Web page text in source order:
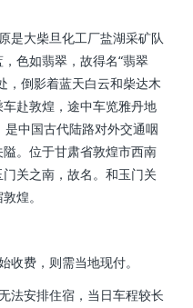
是大柴旦化工厂盐湖采矿队
色如翡翠，故得名“翡翠
，倒影着蓝天白云和柴达木
赴敦煌，途中车览雅丹地
中国古代陆路对外交通咽
。位于甘肃省敦煌市西南
关之南，故名。和玉门关
煌。
收费，则需当地现付。
法安排住宿，当日车程较长